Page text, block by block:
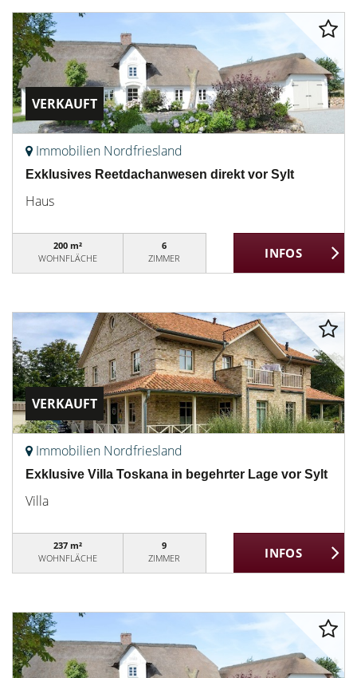
VERKAUFT
Immobilien Nordfriesland
Exklusives Reetdachanwesen direkt vor Sylt
Haus
200 m²
WOHNFLÄCHE
6
ZIMMER
VERKAUFT
Immobilien Nordfriesland
Exklusive Villa Toskana in begehrter Lage vor Sylt
Villa
237 m²
WOHNFLÄCHE
9
ZIMMER